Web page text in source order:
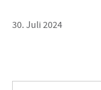
30. Juli 2024